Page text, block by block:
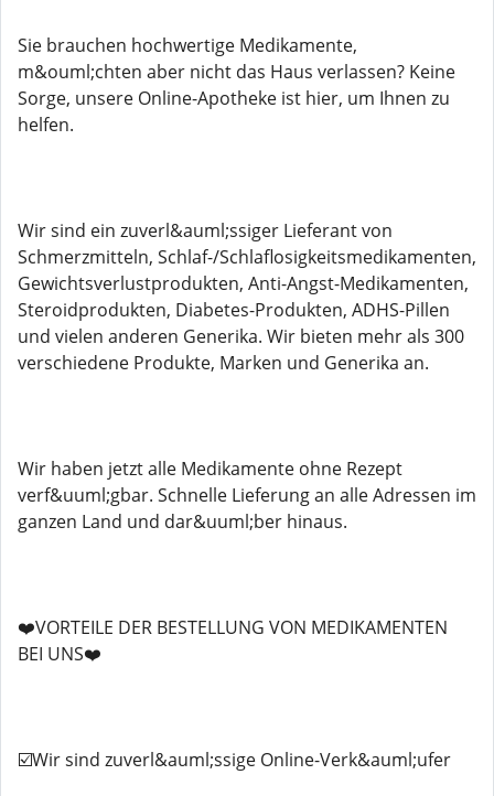
Sie brauchen hochwertige Medikamente,
m&ouml;chten aber nicht das Haus verlassen? Keine
Sorge, unsere Online-Apotheke ist hier, um Ihnen zu
helfen.
Wir sind ein zuverl&auml;ssiger Lieferant von
Schmerzmitteln, Schlaf-/Schlaflosigkeitsmedikamenten,
Gewichtsverlustprodukten, Anti-Angst-Medikamenten,
Steroidprodukten, Diabetes-Produkten, ADHS-Pillen
und vielen anderen Generika. Wir bieten mehr als 300
verschiedene Produkte, Marken und Generika an.
Wir haben jetzt alle Medikamente ohne Rezept
verf&uuml;gbar. Schnelle Lieferung an alle Adressen im
ganzen Land und dar&uuml;ber hinaus.
❤️VORTEILE DER BESTELLUNG VON MEDIKAMENTEN
BEI UNS❤️
☑️Wir sind zuverl&auml;ssige Online-Verk&auml;ufer